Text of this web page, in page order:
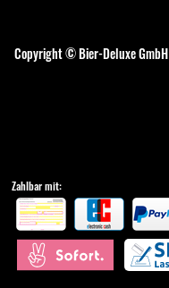
Copyright © Bier-Deluxe GmbH
Zahlbar mit: